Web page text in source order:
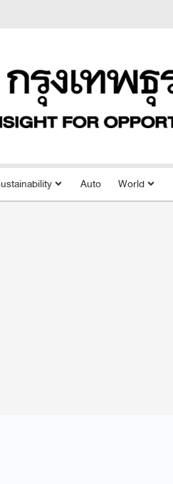
Auto World